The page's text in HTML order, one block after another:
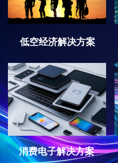
消费电子解决方案
低空经济解决方案